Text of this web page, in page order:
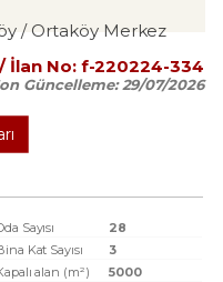
/ Ortaköy Merkez
/ İlan No: f-220224-334
Güncelleme:29/07/2026
Sayısı
28
Kat Sayısı
3
alan (m²)
5000